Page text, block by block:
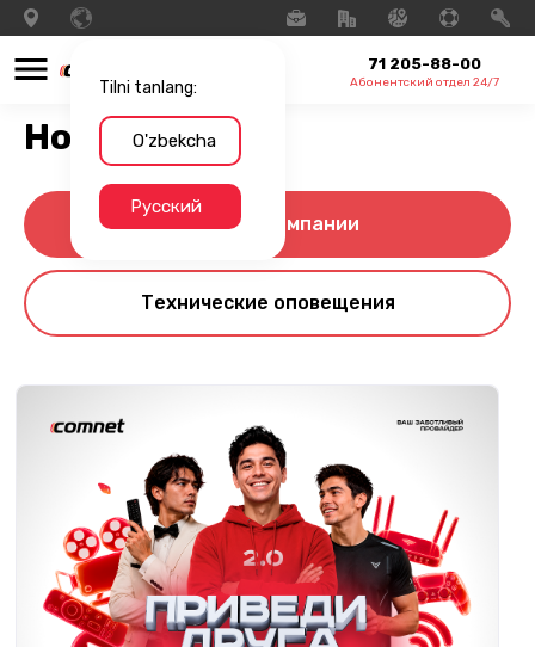
Tilni tanlang:
O'zbekcha
Русский
71 205-88-00
Абонентский отдел 24/7
Новости
Новости компании
Технические оповещения